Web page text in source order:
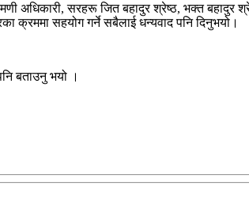
अधिकारी, सरहरू जित बहादुर श्रेष्ठ, भक्त बहादुर
क्रममा सहयोग गर्ने सबैलाई धन्यवाद पनि दिनुभयो।
बताउनु भयो ।